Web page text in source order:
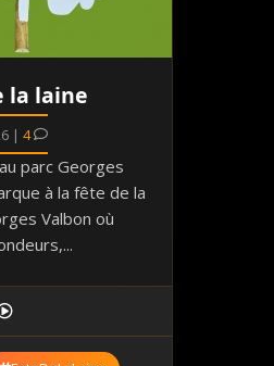
la laine
| 4
parc Georges
à la fête de la
Valbon où